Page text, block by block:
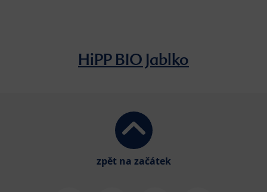
HiPP BIO Jablko
zpět na začátek